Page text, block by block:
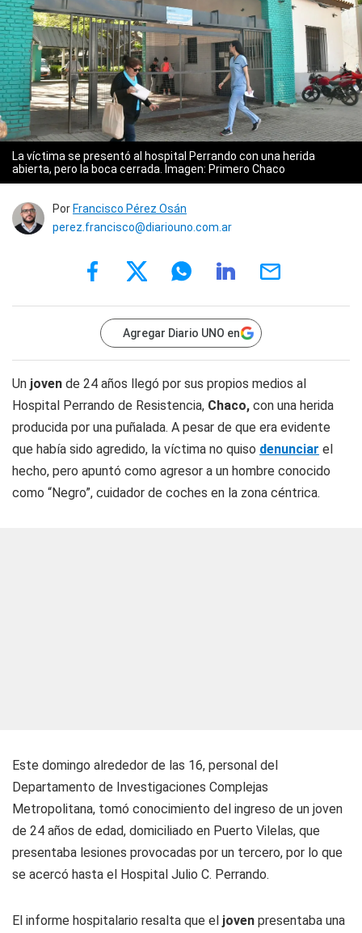
La víctima se presentó al hospital Perrando con una herida
abierta, pero la boca cerrada.
Imagen: Primero Chaco
Por Francisco Pérez Osán
perez.francisco@diariouno.com.ar
Agregar Diario UNO en
Un joven de 24 años llegó por sus propios medios al
Hospital Perrando de Resistencia, Chaco, con una herida
producida por una puñalada. A pesar de que era evidente
que había sido agredido, la víctima no quiso denunciar el
hecho, pero apuntó como agresor a un hombre conocido
como “Negro”, cuidador de coches en la zona céntrica.
Este domingo alrededor de las 16, personal del
Departamento de Investigaciones Complejas
Metropolitana, tomó conocimiento del ingreso de un joven
de 24 años de edad, domiciliado en Puerto Vilelas, que
presentaba lesiones provocadas por un tercero, por lo que
se acercó hasta el Hospital Julio C. Perrando.
El informe hospitalario resalta que el joven presentaba una